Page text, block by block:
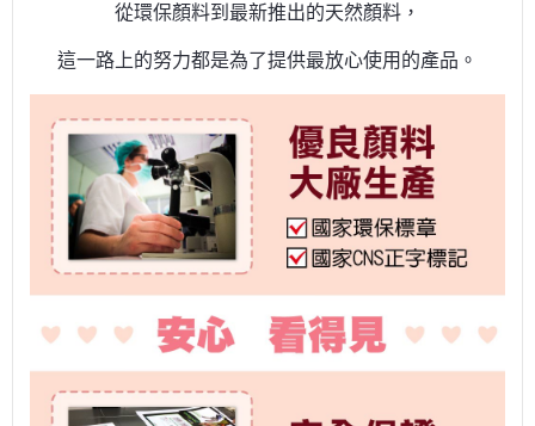
從環保顏料到最新推出的天然顏料，
這一路上的努力都是為了提供最放心使用的產品。